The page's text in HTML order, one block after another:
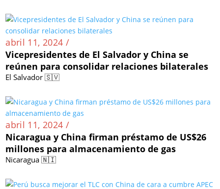
abril 11, 2024 /
Vicepresidentes de El Salvador y China se
reúnen para consolidar relaciones bilaterales
El Salvador 🇸🇻
abril 11, 2024 /
Nicaragua y China firman préstamo de US$26
millones para almacenamiento de gas
Nicaragua 🇳🇮